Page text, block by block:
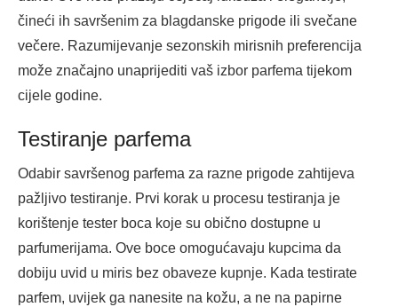
čineći ih savršenim za blagdanske prigode ili svečane
večere. Razumijevanje sezonskih mirisnih preferencija
može značajno unaprijediti vaš izbor parfema tijekom
cijele godine.
Testiranje parfema
Odabir savršenog parfema za razne prigode zahtijeva
pažljivo testiranje. Prvi korak u procesu testiranja je
korištenje tester boca koje su obično dostupne u
parfumerijama. Ove boce omogućavaju kupcima da
dobiju uvid u miris bez obaveze kupnje. Kada testirate
parfem, uvijek ga nanesite na kožu, a ne na papirne